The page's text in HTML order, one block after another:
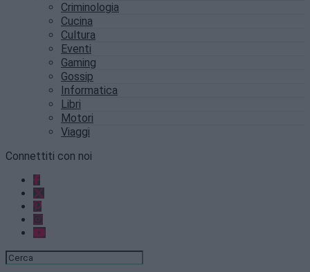
Criminologia
Cucina
Cultura
Eventi
Gaming
Gossip
Informatica
Libri
Motori
Viaggi
Connettiti con noi